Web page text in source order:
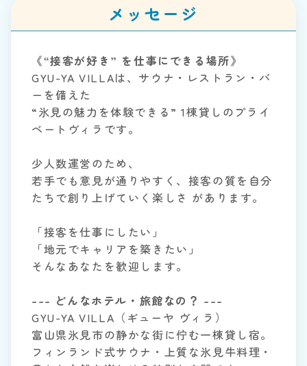
メッセージ
《“接客が好き” を仕事にできる場所》
GYU-YA VILLAは、サウナ・レストラン・バ
ーを備えた
“氷見の魅力を体験できる” 1棟貸しのプライ
ベートヴィラです。
少人数運営のため、
若手でも意見が通りやすく、接客の質を自分
たちで創り上げていく楽しさ があります。
「接客を仕事にしたい」
「地元でキャリアを築きたい」
そんなあなたを歓迎します。
--- どんなホテル・旅館なの？ ---
GYU-YA VILLA（ギューヤ ヴィラ）
富山県氷見市の静かな街に佇む一棟貸し宿。
フィンランド式サウナ・上質な氷見牛料理・